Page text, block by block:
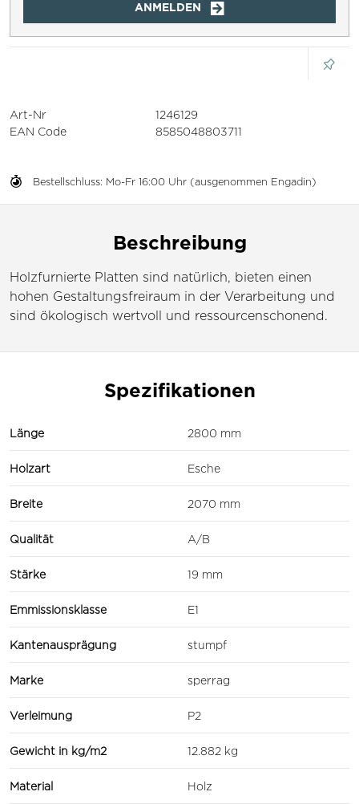
ANMELDEN
Bestellschluss: Mo-Fr 16:00 Uhr (ausgenommen Engadin)
Art-Nr
1246129
EAN Code
8585048803711
Beschreibung
Holzfurnierte Platten sind natürlich, bieten einen
hohen Gestaltungsfreiraum in der Verarbeitung und
sind ökologisch wertvoll und ressourcenschonend.
Spezifikationen
Länge 2800 mm
Holzart Esche
Breite 2070 mm
Qualität A/B
Stärke 19 mm
Emmissionsklasse E1
Kantenausprägung stumpf
Marke sperrag
Verleimung P2
Gewicht in kg/m2 12.882 kg
Material Holz